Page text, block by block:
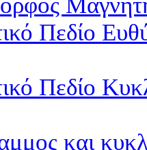
Πεδίο
Πεδίο
και